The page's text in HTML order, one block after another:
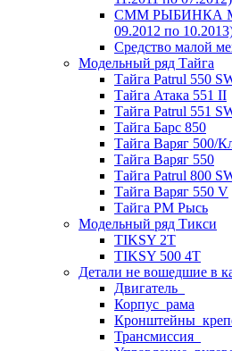
СММ РЫБИНКА
09.2012 по
Средство малой
Модельный ряд Тайга
Тайга Patrul 550
Тайга Атака 551 II
Тайга Patrul 551
Тайга Барс 850
Тайга Варяг 500/
Тайга Варяг 550
Тайга Patrul 800
Тайга Варяг 550 V
Тайга РМ Рысь
Модельный ряд Тикси
TIKSY 2T
TIKSY 500 4T
Детали не вошедшие в
Двигатель_
Корпус_рама
Трансмиссия_